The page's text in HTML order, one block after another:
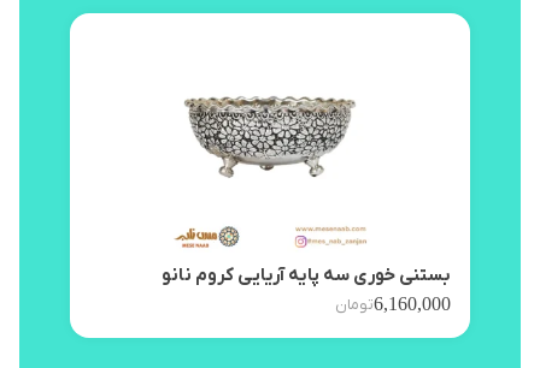
بستنی خوری سه پایه آریایی کروم نانو
6,160,000تومان